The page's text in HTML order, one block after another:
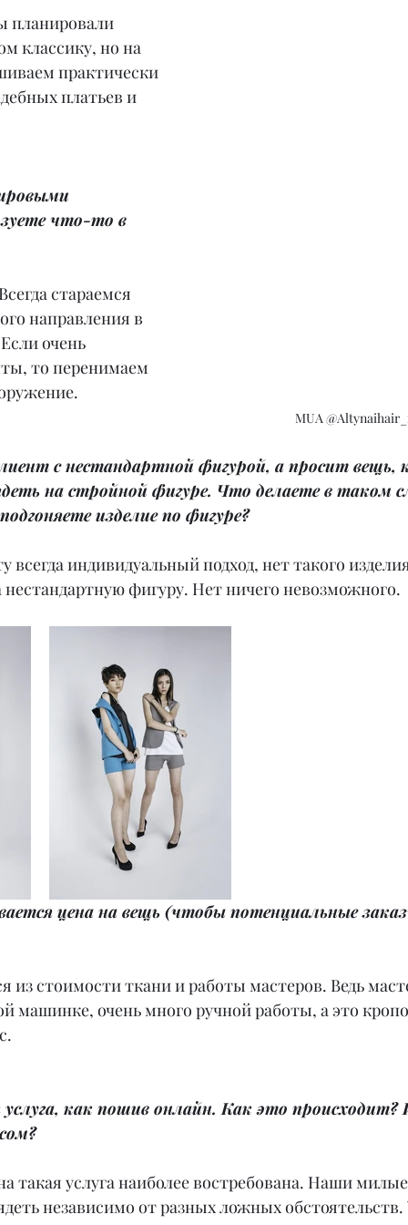
MUA
планировали
классику, но на
практически
платьев и
что-то в
стараемся
направления в
очень
то перенимаем
с нестандартной фигурой, а просит вещь,
на стройной фигуре. Что делаете в таком
изделие по фигуре?
всегда индивидуальный подход, нет такого
фигуру. Нет ничего невозможного.
цена на вещь (чтобы потенциальные
из стоимости ткани и работы мастеров. Ведь
машинке, очень много ручной работы, а это
как пошив онлайн. Как это происходит?
такая услуга наиболее востребована. Наши
независимо от разных ложных